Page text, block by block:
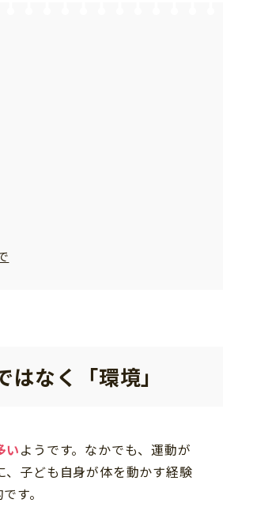
なく「環境」
いようです。なかでも、運動が
子ども自身が体を動かす経験
す。